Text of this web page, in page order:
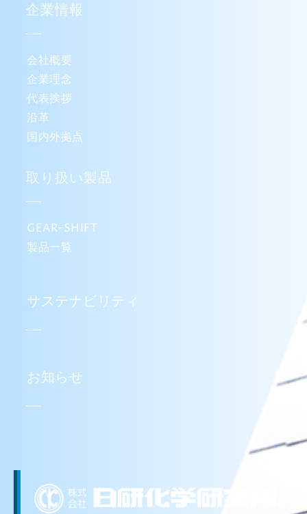
企業情報
会社概要
企業理念
代表挨拶
沿革
国内外拠点
取り扱い製品
GEAR-SHIFT
製品一覧
サステナビリティ
お知らせ